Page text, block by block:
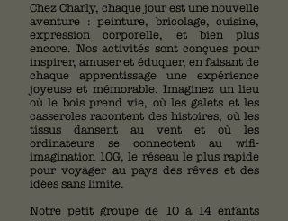
Chez Charly, chaque jour est une nouvelle
aventure : peinture, bricolage, cuisine,
expression corporelle, et bien plus
encore. Nos activités sont conçues pour
inspirer, amuser et éduquer, en faisant de
chaque apprentissage une expérience
joyeuse et mémorable. Imaginez un lieu
où le bois prend vie, où les galets et les
casseroles racontent des histoires, où les
tissus dansent au vent et où les
ordinateurs se connectent au wifi-
imagination 10G, le réseau le plus rapide
pour voyager au pays des rêves et des
idées sans limite.
Notre petit groupe de 10 à 14 enfants